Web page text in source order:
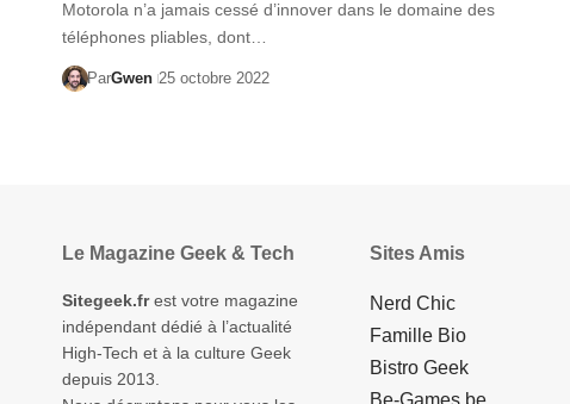
Motorola n’a jamais cessé d’innover dans le domaine des
téléphones pliables, dont…
ParGwen 25 octobre 2022
Le Magazine Geek & Tech
Sitegeek.frest votre magazine
indépendant dédié à l’actualité
High-Tech et à la culture Geek
depuis 2013.
Sites Amis
Nerd Chic
Famille Bio
Bistro Geek
Be-Games.be